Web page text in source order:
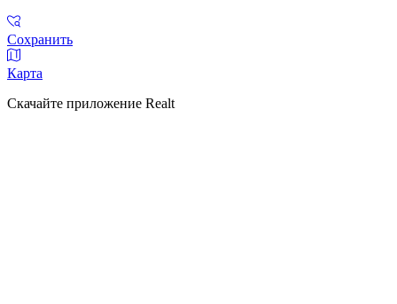
Сохранить
Карта
Скачайте приложение Realt